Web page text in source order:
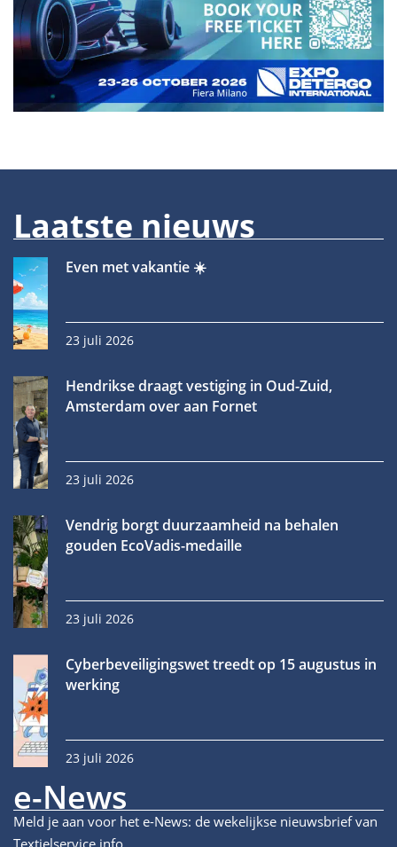
Laatste nieuws
Even met vakantie ☀️
23 juli 2026
Hendrikse draagt vestiging in Oud-Zuid,
Amsterdam over aan Fornet
23 juli 2026
Vendrig borgt duurzaamheid na behalen
gouden EcoVadis-medaille
23 juli 2026
Cyberbeveiligingswet treedt op 15 augustus in
werking
23 juli 2026
e-News
Meld je aan voor het e-News: de wekelijkse nieuwsbrief van